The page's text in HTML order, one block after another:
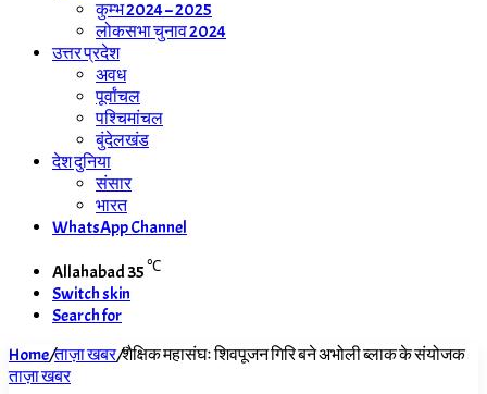
कुम्भ 2024 – 2025
लोकसभा चुनाव 2024
उत्तर प्रदेश
अवध
पूर्वांचल
पश्चिमांचल
बुंदेलखंड
देश दुनिया
संसार
भारत
WhatsApp Channel
Allahabad35℃
Switch skin
Search for
Home/ताज़ा खबर/शैक्षिक महासंघः शिवपूजन गिरि बने अभोली ब्लाक के संयोजक
ताज़ा खबर